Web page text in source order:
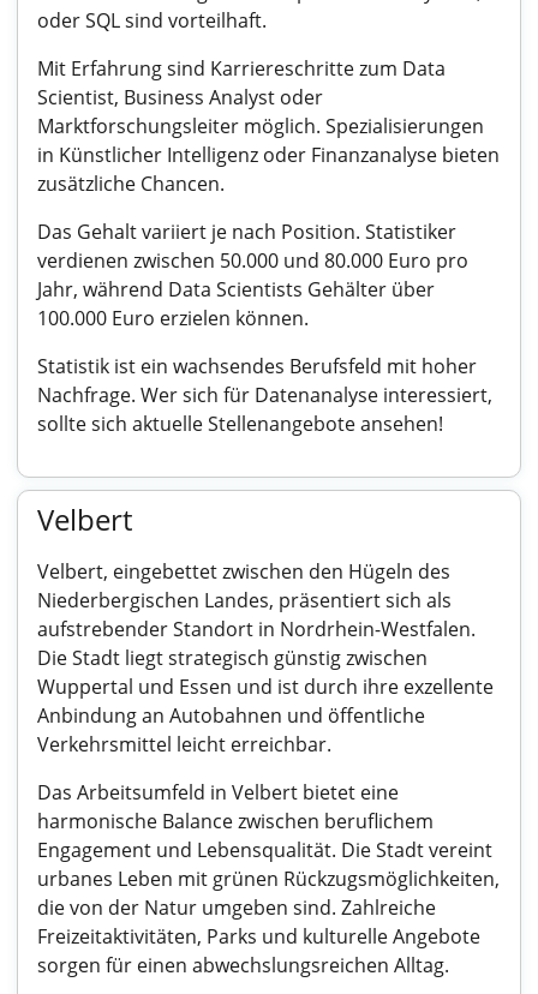
oder SQL sind vorteilhaft.
Mit Erfahrung sind Karriereschritte zum Data
Scientist, Business Analyst oder
Marktforschungsleiter möglich. Spezialisierungen
in Künstlicher Intelligenz oder Finanzanalyse bieten
zusätzliche Chancen.
Das Gehalt variiert je nach Position. Statistiker
verdienen zwischen 50.000 und 80.000 Euro pro
Jahr, während Data Scientists Gehälter über
100.000 Euro erzielen können.
Statistik ist ein wachsendes Berufsfeld mit hoher
Nachfrage. Wer sich für Datenanalyse interessiert,
sollte sich aktuelle Stellenangebote ansehen!
Velbert
Velbert, eingebettet zwischen den Hügeln des
Niederbergischen Landes, präsentiert sich als
aufstrebender Standort in Nordrhein-Westfalen.
Die Stadt liegt strategisch günstig zwischen
Wuppertal und Essen und ist durch ihre exzellente
Anbindung an Autobahnen und öffentliche
Verkehrsmittel leicht erreichbar.
Das Arbeitsumfeld in Velbert bietet eine
harmonische Balance zwischen beruflichem
Engagement und Lebensqualität. Die Stadt vereint
urbanes Leben mit grünen Rückzugsmöglichkeiten,
die von der Natur umgeben sind. Zahlreiche
Freizeitaktivitäten, Parks und kulturelle Angebote
sorgen für einen abwechslungsreichen Alltag.